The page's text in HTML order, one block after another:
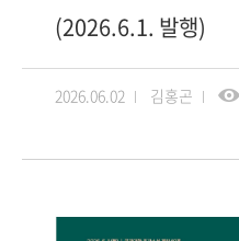
(2026.6.1. 발행)
2026.06.02 김홍곤